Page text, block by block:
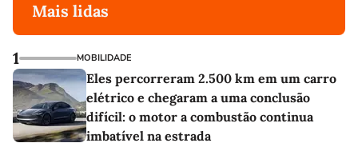
Mais lidas
1 MOBILIDADE
Eles percorreram 2.500 km em um carro
elétrico e chegaram a uma conclusão
difícil: o motor a combustão continua
imbatível na estrada